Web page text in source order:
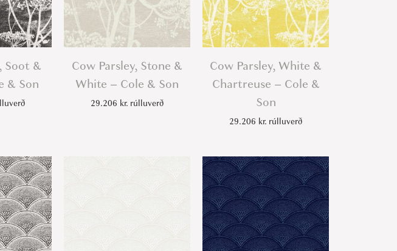
D
o
v
l
l
-
C
o
l
Soot &
& Son
Cow Parsley, Stone &
White – Cole & Son
29.206 kr. rúlluverð
Cow Parsley, White &
Chartreuse – Cole &
Son
29.206 kr. rúlluverð